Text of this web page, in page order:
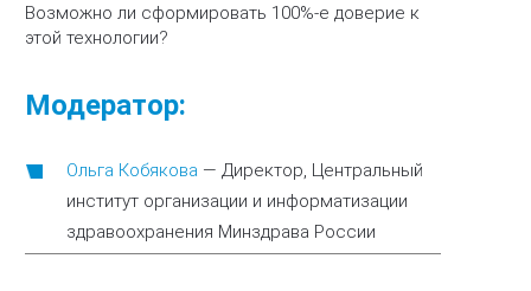
Возможно ли сформировать 100%-е доверие к
этой технологии?
Модератор:
Ольга Кобякова — Директор, Центральный
институт организации и информатизации
здравоохранения Минздрава России